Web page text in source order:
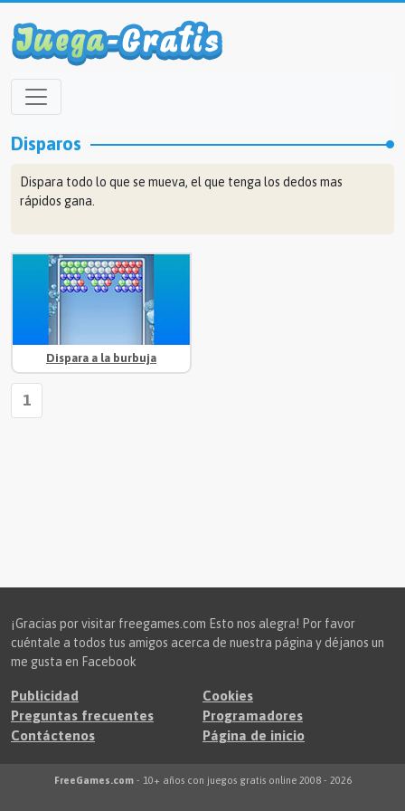
Disparos
Dispara todo lo que se mueva, el que tenga los dedos mas
rápidos gana.
Dispara a la burbuja
1
¡Gracias por visitar freegames.com Esto nos alegra! Por favor
cuéntale a todos tus amigos acerca de nuestra página y déjanos un
me gusta en Facebook
Publicidad
Cookies
Preguntas frecuentes
Programadores
Contáctenos
Página de inicio
FreeGames.com- 10+ años con juegos gratis online 2008 - 2026